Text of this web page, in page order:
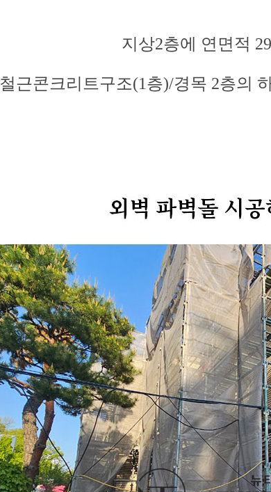
지상2층에 연면적
철근콘크리트구조(1층)/경목 2층의